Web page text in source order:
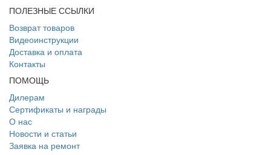
ПОЛЕЗНЫЕ ССЫЛКИ
Возврат товаров
Видеоинструкции
Доставка и оплата
Контакты
ПОМОЩЬ
Дилерам
Сертификаты и награды
О нас
Новости и статьи
Заявка на ремонт